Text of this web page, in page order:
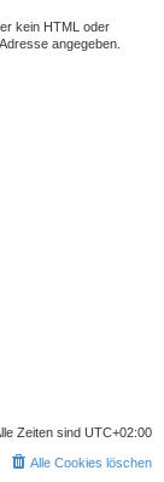
kein HTML oder
angegeben.
Zeiten sind UTC+02:00
Alle Cookies löschen